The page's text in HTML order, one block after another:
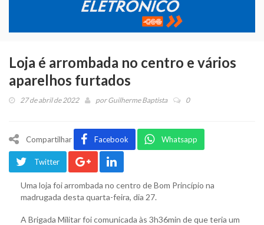
Loja é arrombada no centro e vários
aparelhos furtados
27 de abril de 2022 porGuilherme Baptista 0
Compartilhar Facebook Whatsapp
Twitter
Uma loja foi arrombada no centro de Bom Princípio na
madrugada desta quarta-feira, dia 27.
A Brigada Militar foi comunicada às 3h36min de que teria um